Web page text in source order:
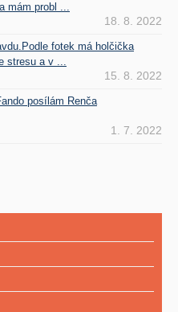
mám probl ...
18. 8. 2022
fotek má holčička
stresu a v ...
15. 8. 2022
posílám Renča
1. 7. 2022